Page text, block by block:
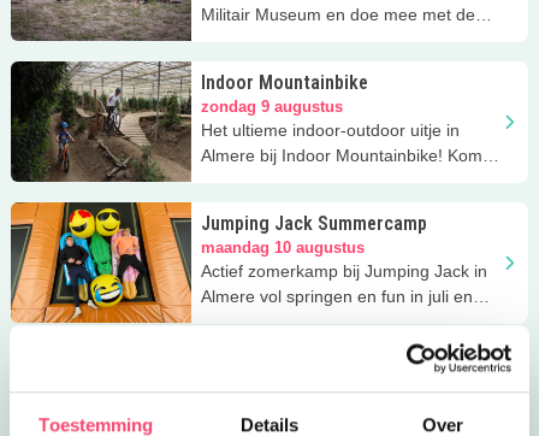
Toestemming Details Over
Militair Museum en doe mee met de
Indoor Mountainbike
zondag 9 augustus
Het ultieme indoor-outdoor uitje in
Almere bij Indoor Mountainbike! Kom
Jumping Jack Summercamp
maandag 10 augustus
Actief zomerkamp bij Jumping Jack in
Almere vol springen en fun in juli en
augustus!
maandag 10 augustus